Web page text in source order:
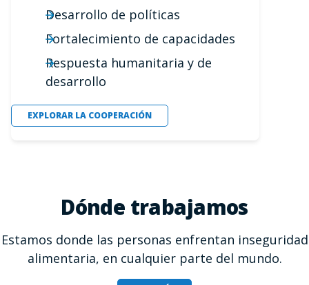
Desarrollo de políticas
Fortalecimiento de capacidades
Respuesta humanitaria y de
desarrollo
EXPLORAR LA COOPERACIÓN
Dónde trabajamos
Estamos donde las personas enfrentan inseguridad
alimentaria, en cualquier parte del mundo.